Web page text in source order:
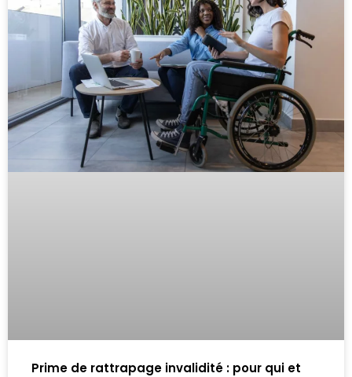
Prime de rattrapage invalidité : pour qui et